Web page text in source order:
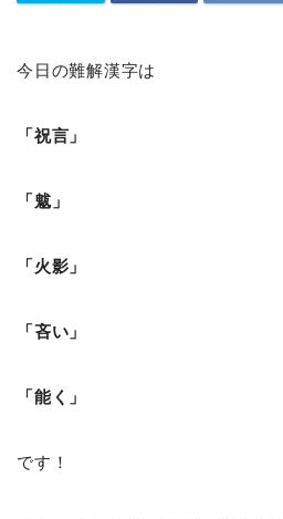
今日の難解漢字は
「祝言」
「魃」
「火影」
「吝い」
「能く」
です！